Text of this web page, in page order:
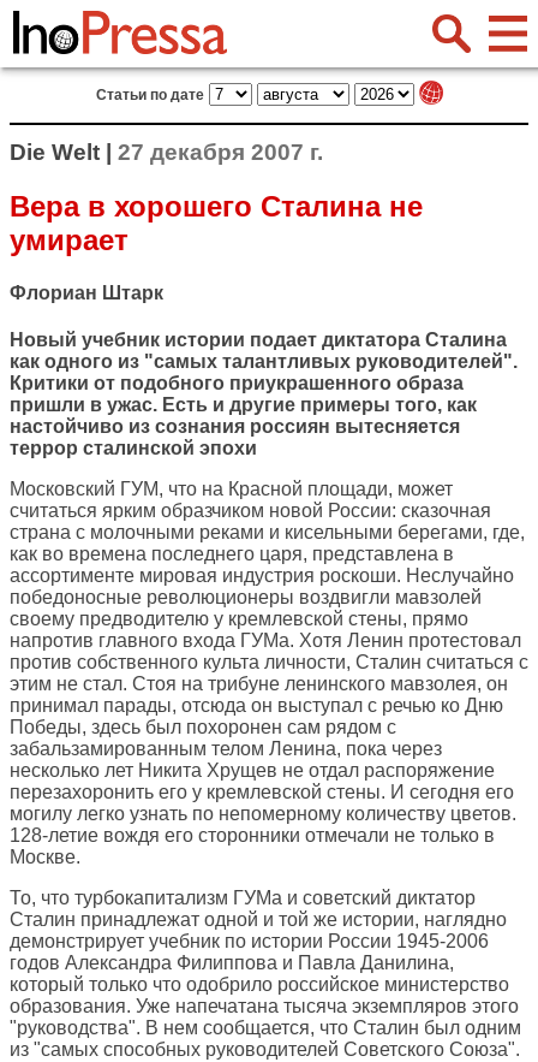
Статьи по дате
Die Welt | 27 декабря 2007 г.
Вера в хорошего Сталина не
умирает
Флориан Штарк
Новый учебник истории подает диктатора Сталина
как одного из "самых талантливых руководителей".
Критики от подобного приукрашенного образа
пришли в ужас. Есть и другие примеры того, как
настойчиво из сознания россиян вытесняется
террор сталинской эпохи
Московский ГУМ, что на Красной площади, может
считаться ярким образчиком новой России: сказочная
страна с молочными реками и кисельными берегами, где,
как во времена последнего царя, представлена в
ассортименте мировая индустрия роскоши. Неслучайно
победоносные революционеры воздвигли мавзолей
своему предводителю у кремлевской стены, прямо
напротив главного входа ГУМа. Хотя Ленин протестовал
против собственного культа личности, Сталин считаться с
этим не стал. Стоя на трибуне ленинского мавзолея, он
принимал парады, отсюда он выступал с речью ко Дню
Победы, здесь был похоронен сам рядом с
забальзамированным телом Ленина, пока через
несколько лет Никита Хрущев не отдал распоряжение
перезахоронить его у кремлевской стены. И сегодня его
могилу легко узнать по непомерному количеству цветов.
128-летие вождя его сторонники отмечали не только в
Москве.
То, что турбокапитализм ГУМа и советский диктатор
Сталин принадлежат одной и той же истории, наглядно
демонстрирует учебник по истории России 1945-2006
годов Александра Филиппова и Павла Данилина,
который только что одобрило российское министерство
образования. Уже напечатана тысяча экземпляров этого
"руководства". В нем сообщается, что Сталин был одним
из "самых способных руководителей Советского Союза".